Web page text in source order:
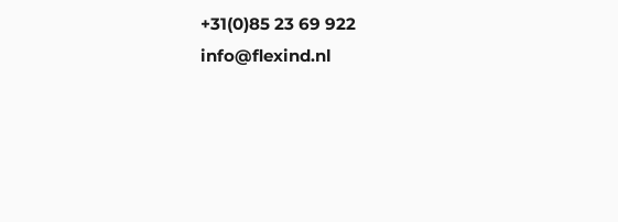
+31(0)85 23 69 922
info@flexind.nl